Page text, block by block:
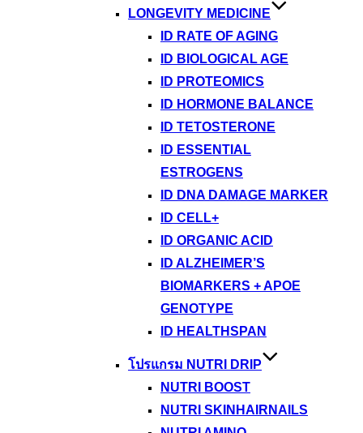
LONGEVITY MEDICINE
ID RATE OF AGING
ID BIOLOGICAL AGE
ID PROTEOMICS
ID HORMONE BALANCE
ID TETOSTERONE
ID ESSENTIAL
ESTROGENS
ID DNA DAMAGE MARKER
ID CELL+
ID ORGANIC ACID
ID ALZHEIMER’S
BIOMARKERS + APOE
GENOTYPE
ID HEALTHSPAN
โปรแกรม NUTRI DRIP
NUTRI BOOST
NUTRI SKINHAIRNAILS